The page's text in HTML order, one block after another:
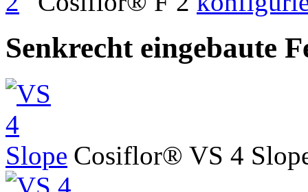
Senkrecht eingebaute
Cosiflor® VS 4